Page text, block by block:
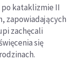
po kataklizmie II
zapowiadających
zachęcali
się